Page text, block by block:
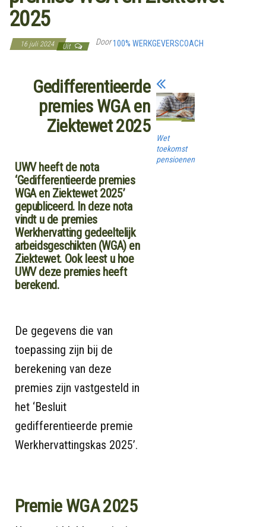
2025
16 juli 2024 Uit Door100% WERKGEVERSCOACH
Gedifferentieerde
premies WGA en
Ziektewet 2025
UWV heeft de nota
‘Gedifferentieerde premies
WGA en Ziektewet 2025’
gepubliceerd. In deze nota
vindt u de premies
Werkhervatting gedeeltelijk
arbeidsgeschikten (WGA) en
Ziektewet. Ook leest u hoe
UWV deze premies heeft
berekend.
De gegevens die van
toepassing zijn bij de
berekening van deze
premies zijn vastgesteld in
het ‘Besluit
gedifferentieerde premie
Werkhervattingskas 2025’.
Premie WGA 2025
Wet
toekomst
pensioenen